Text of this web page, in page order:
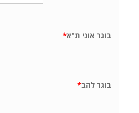
*בוגר אוני ת"א
*בוגר להב